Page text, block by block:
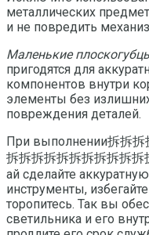
металлических
и не повредить
Маленькие
пригодятся для
компонентов внутри
элементы без
повреждения деталей.
При выполнении拆拆拆
拆拆拆拆拆拆拆拆拆拆
ай сделайте
инструменты,
торопитесь. Так вы
светильника и его